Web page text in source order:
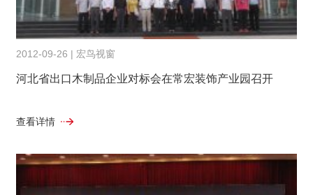
2012-09-26 | 宏鸟视窗
河北省出口木制品企业对标会在常宏装饰产业园召开
查看详情